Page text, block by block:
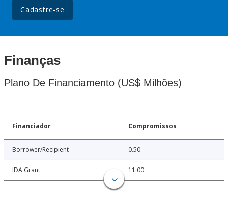
Cadastre-se
Finanças
Plano De Financiamento (US$ Milhões)
Financiador Compromissos
Borrower/Recipient 0.50
IDA Grant 11.00